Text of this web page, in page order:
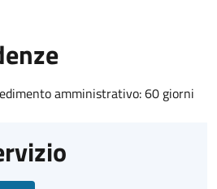
amministrativo: 60 giorni